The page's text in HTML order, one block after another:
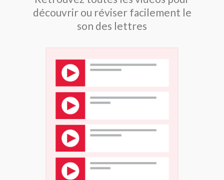
découvrir ou réviser facilement le
son des lettres